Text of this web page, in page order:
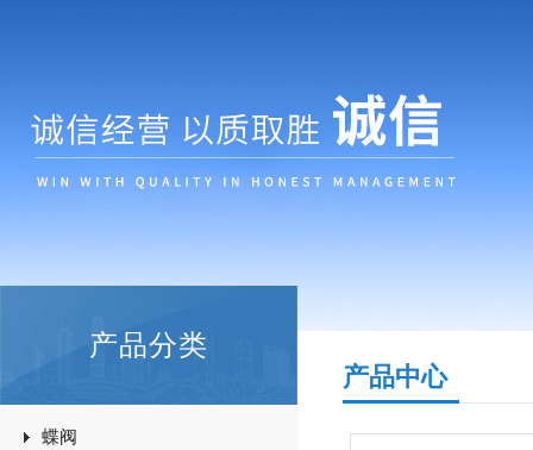
产品分类
蝶阀
产品中心